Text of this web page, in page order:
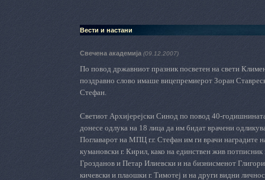
Вести и настани
Свечена академија (09.12.2007)
По повод државниот празник посветен на свети
поздравно слово имаше вицепремиерот Зоран
Стефан.
Светиот Архијерејски Синод по повод 40-
донесе одлука на 18 лица да им бидат врачени
Поглаварот на МПЦ г.г. Стефан им ги врачи наградите
кумановски г. Кирил, како на единствен жив
Грозданов и Петар Илиевски и на бизнисменот
кичевски и плаошки г. Тимотеј и на други видни